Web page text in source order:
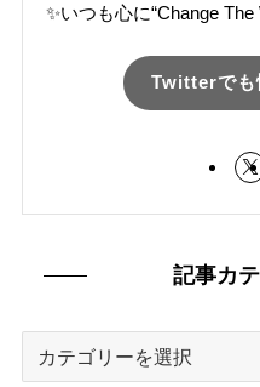
✨いつも心に“Change The
Twitterでも
記事カ